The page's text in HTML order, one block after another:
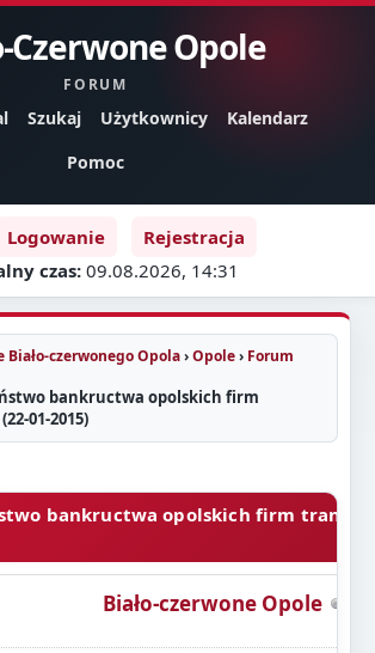
Czerwone Opole
FORUM
Szukaj Użytkownicy
Kalendarz
Pomoc
Logowanie
Rejestracja
czas: 09.08.2026, 14:31
czerwonego Opola›Opole› Forum
bankructwa opolskich firm
01-2015)
bankructwa opolskich firm
Biało-czerwone Opole